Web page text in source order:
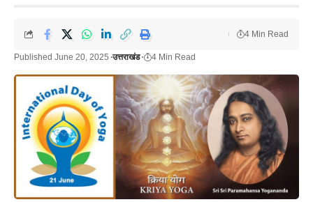
Published June 20, 2025 उत्तराखंड 4 Min Read
4 Min Read